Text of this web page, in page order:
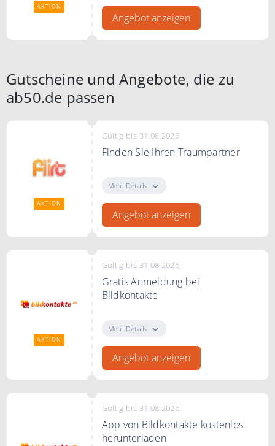
AKTION
Angebot anzeigen
Gutscheine und Angebote, die zu
ab50.de passen
AKTION
Gültig bis 31.08.2026
Finden Sie Ihren Traumpartner
Ihren Traumpartner
Mehr Details
Angebot anzeigen
AKTION
Gültig bis 31.08.2026
Gratis Anmeldung bei
Bildkontakte
kostenlos verwenden.
Mehr Details
Angebot anzeigen
Gültig bis 31.08.2026
App von Bildkontakte kostenlos
herunterladen